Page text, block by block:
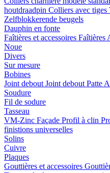
houtdraadpin Colliers avec tiges
Zelfblokkerende beugels
Dauphin en fonte
Faîtières et accessoires Faîtières
Noue
Divers
Sur mesure
Bobines
Joint debout Joint debout Patte
Soudure
Fil de sodure
Tasseau
VM-Zinc Façade Profil à clin
finistions universelles
Solins
Cuivre
Plaques
Gouttières et accessoires